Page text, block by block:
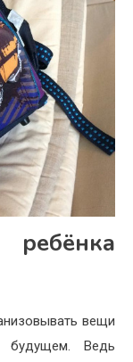
вещи
будущем. Ведь